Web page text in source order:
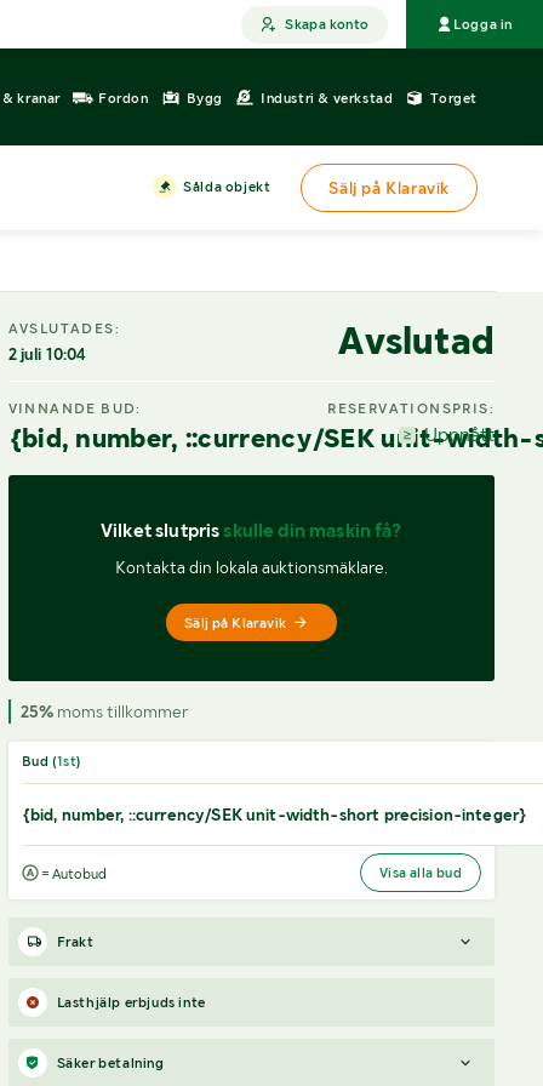
Skapa konto Logga in
kranar Fordon Bygg Industri & verkstad Torget
Sålda objekt Sälj på Klaravik
AVSLUTADES:
2 juli 10:04 Avslutad
VINNANDE BUD:
{bid, number, ::currency/SEK unit-
RESERVATIONSPRIS:
Uppnått
Vilket slutpris skulle din maskin få?
Kontakta din lokala auktionsmäklare.
Sälj på Klaravik
25%moms tillkommer
Bud (1st)
{bid, number, ::currency/SEK unit-width-short precision-integer}
= Autobud Visa alla bud
Frakt
Boka frakt?Det finns ingen specifik information om frakt
för just det här objektet, men om du skickar oss en förfrågan
via vårt
Lasthjälp erbjuds inte
Säker betalning